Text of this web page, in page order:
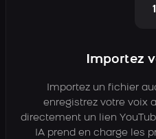
1
Importez
Importez un fichier
enregistrez votre voix
directement un lien
IA prend en charge les